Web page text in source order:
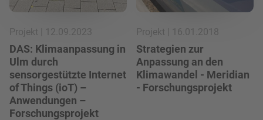
Projekt | 12.09.2023
DAS: Klimaanpassung in
Ulm durch
sensorgestützte Internet
of Things (ioT) –
Anwendungen –
Forschungsprojekt
Projekt | 16.01.2018
Strategien zur
Anpassung an den
Klimawandel - Meridian
- Forschungsprojekt